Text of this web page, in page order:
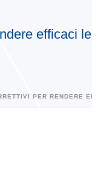
efficaci
PER RENDERE